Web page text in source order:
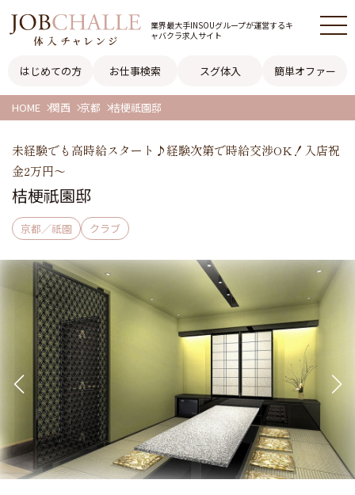
業界最大手INSOUグループが運営するキ
ャバクラ求人サイト
はじめての方 お仕事検索 スグ体入 簡単オファー
HOME 関西 京都 桔梗祇園邸
未経験でも高時給スタート♪経験次第で時給交渉OK！入店祝
金2万円～
桔梗祇園邸
京都／祇園 クラブ